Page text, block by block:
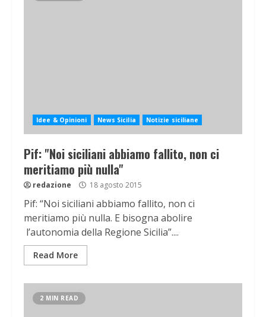
Idee & Opinioni News Sicilia Notizie siciliane
Pif: "Noi siciliani abbiamo fallito, non ci
meritiamo più nulla"
redazione 18 agosto 2015
Pif: “Noi siciliani abbiamo fallito, non ci
meritiamo più nulla. E bisogna abolire
l’autonomia della Regione Sicilia”....
Read More
2 MIN READ